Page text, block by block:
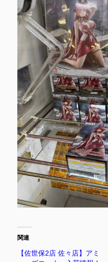
関連
【佐世保2店 佐々店】アミ